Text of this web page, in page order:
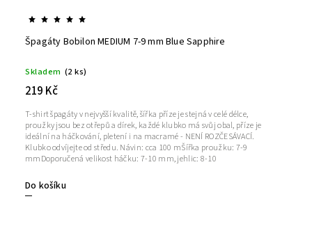
Špagáty Bobilon MEDIUM 7-9 mm Blue Sapphire
Skladem (2 ks)
219 Kč
Do košíku
T-shirt špagáty v nejvyšší kvalitě, šířka příze je stejná v celé délce,
proužky jsou bez otřepů a dírek, každé klubko má svůj obal, příze je
ideální na háčkování, pletení i na macramé - NENÍ ROZČESÁVACÍ.
Klubko odvíjejte od středu. Návin: cca 100 mŠířka proužku: 7-9
mmDoporučená velikost háčku: 7-10 mm, jehlic: 8-10